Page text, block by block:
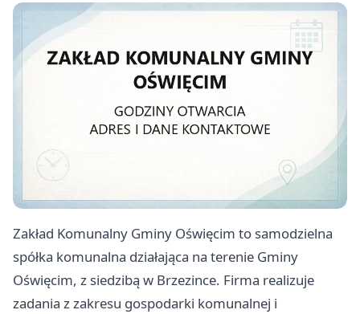
Zakład Komunalny Gminy Oświęcim to samodzielna
spółka komunalna działająca na terenie Gminy
Oświęcim, z siedzibą w Brzezince. Firma realizuje
zadania z zakresu gospodarki komunalnej i